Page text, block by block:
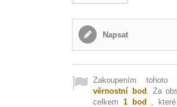
Napsat
Zakoupením
věrnostní bod . Za
celkem 1bod
,